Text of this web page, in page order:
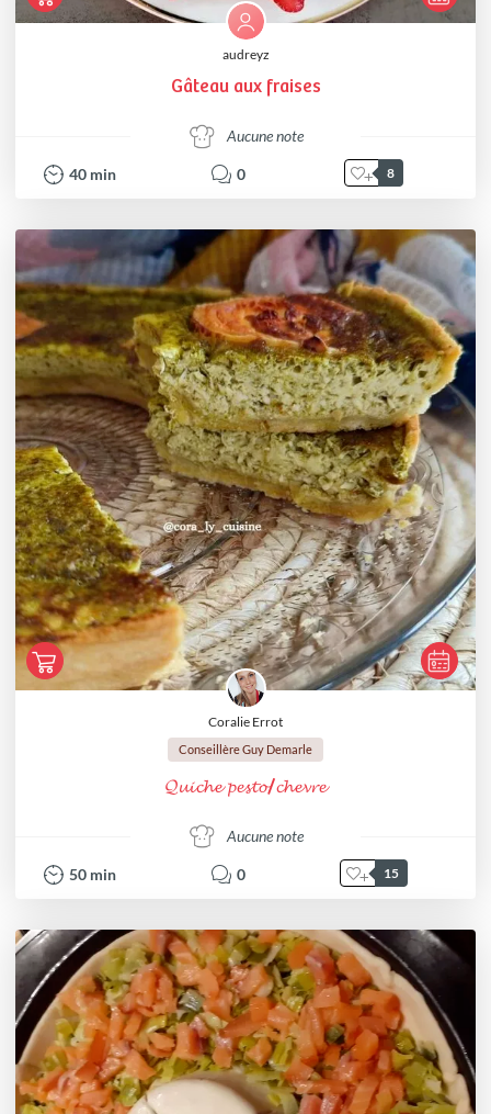
audreyz
Gâteau aux fraises
Aucune note
40 min 0 8
Coralie Errot
Conseillère Guy Demarle
𝓠𝓾𝓲𝓬𝓱𝓮 𝓹𝓮𝓼𝓽𝓸/𝓬𝓱𝓮𝓿𝓻𝓮
Aucune note
50 min 0 15